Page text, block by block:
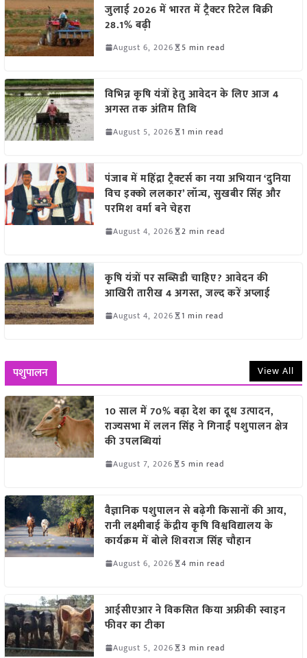
जुलाई 2026 में भारत में ट्रैक्टर रिटेल बिक्री
28.1% बढ़ी
August 6, 2026 5 min read
विभिन्न कृषि यंत्रों हेतु आवेदन के लिए आज 4
अगस्त तक अंतिम तिथि
August 5, 2026 1 min read
पंजाब में महिंद्रा ट्रैक्टर्स का नया अभियान ‘दुनिया
विच इक्को ललकार’ लॉन्च, सुखबीर सिंह और
परमिश वर्मा बने चेहरा
August 4, 2026 2 min read
कृषि यंत्रों पर सब्सिडी चाहिए? आवेदन की
आखिरी तारीख 4 अगस्त, जल्द करें अप्लाई
August 4, 2026 1 min read
पशुपालन View All
10 साल में 70% बढ़ा देश का दूध उत्पादन,
राज्यसभा में ललन सिंह ने गिनाईं पशुपालन क्षेत्र
की उपलब्धियां
August 7, 2026 5 min read
वैज्ञानिक पशुपालन से बढ़ेगी किसानों की आय,
रानी लक्ष्मीबाई केंद्रीय कृषि विश्वविद्यालय के
कार्यक्रम में बोले शिवराज सिंह चौहान
August 6, 2026 4 min read
आईसीएआर ने विकसित किया अफ्रीकी स्वाइन
फीवर का टीका
August 5, 2026 3 min read